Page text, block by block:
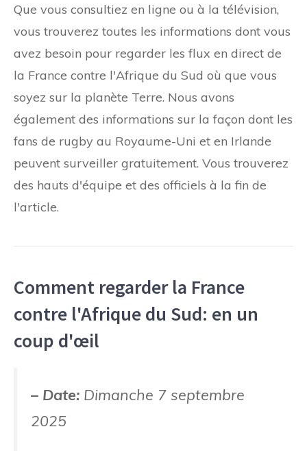
Que vous consultiez en ligne ou à la télévision,
vous trouverez toutes les informations dont vous
avez besoin pour regarder les flux en direct de
la France contre l'Afrique du Sud où que vous
soyez sur la planète Terre. Nous avons
également des informations sur la façon dont les
fans de rugby au Royaume-Uni et en Irlande
peuvent surveiller gratuitement. Vous trouverez
des hauts d'équipe et des officiels à la fin de
l'article.
Comment regarder la France
contre l'Afrique du Sud: en un
coup d'œil
– Date: Dimanche 7 septembre
2025